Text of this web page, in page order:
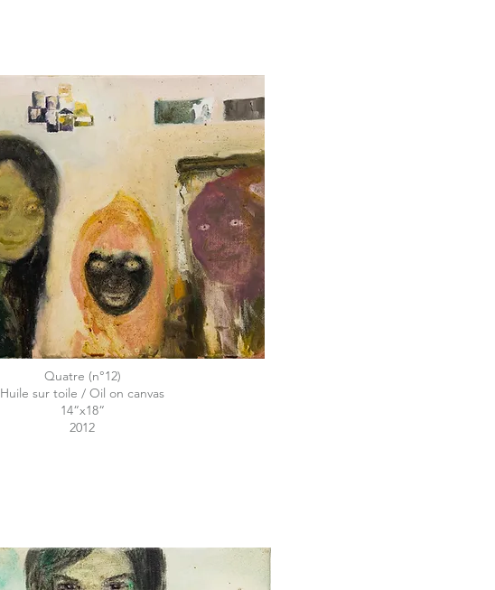
Quatre (n°12)
Huile sur toile / Oil on canvas
14“x18“
2012